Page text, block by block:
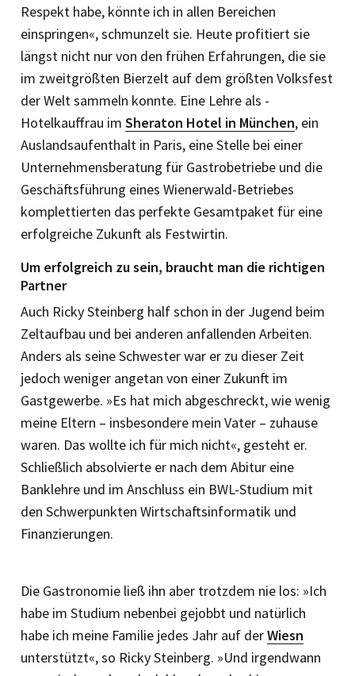
Respekt habe, könnte ich in allen Bereichen
einspringen«, schmunzelt sie. Heute profitiert sie
längst nicht nur von den frühen Erfahrungen, die sie
im zweitgrößten Bierzelt auf dem größten Volksfest
der Welt sammeln konnte. Eine Lehre als ­
Hotelkauffrau im Sheraton Hotel in München, ein
Auslandsaufenthalt in Paris, eine Stelle bei einer
Unternehmensberatung für Gastrobetriebe und die
Geschäftsführung eines Wienerwald-Betriebes
komplettierten das per­fekte Gesamtpaket für eine
erfolgreiche Zukunft als Festwirtin.
Um erfolgreich zu sein, braucht man die richtigen
Partner
Auch Ricky Steinberg half schon in der Jugend beim
Zeltaufbau und bei anderen anfallenden Arbeiten.
Anders als seine Schwester war er zu dieser Zeit
jedoch weniger angetan von einer Zukunft im
Gastgewerbe. »Es hat mich abgeschreckt, wie wenig
meine Eltern – insbesondere mein Vater – zuhause
waren. Das wollte ich für mich nicht«, gesteht er.
Schließlich absolvierte er nach dem Abitur eine
Banklehre und im Anschluss ein BWL-Studium mit
den Schwerpunkten Wirtschaftsinformatik und
Finanzierungen.
Die Gastronomie ließ ihn aber trotzdem nie los: »Ich
habe im Studium nebenbei gejobbt und natürlich
habe ich meine Familie jedes Jahr auf derWiesn
unterstützt«, so Ricky Steinberg. »Und irgendwann